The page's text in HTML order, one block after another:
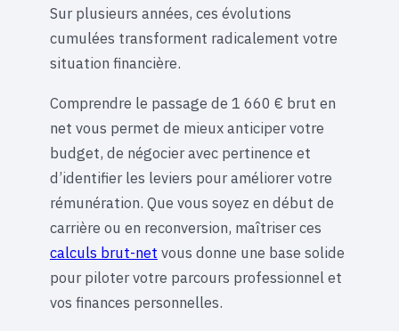
Sur plusieurs années, ces évolutions
cumulées transforment radicalement votre
situation financière.
Comprendre le passage de 1 660 € brut en
net vous permet de mieux anticiper votre
budget, de négocier avec pertinence et
d’identifier les leviers pour améliorer votre
rémunération. Que vous soyez en début de
carrière ou en reconversion, maîtriser ces
calculs brut-net vous donne une base solide
pour piloter votre parcours professionnel et
vos finances personnelles.